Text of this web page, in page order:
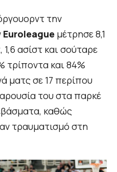
την
Euroleague μέτρησε 8,1
ασίστ και σούταρε
τρίποντα και 84%
ματς σε 17 περίπου
του στα παρκέ
καθώς
τραυματισμό στη